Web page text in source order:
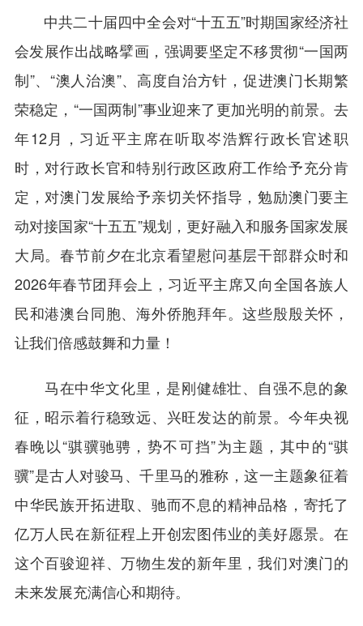
中共二十届四中全会对“十五五”时期国家经济社
会发展作出战略擘画，强调要坚定不移贯彻“一国两
制”、“澳人治澳”、高度自治方针，促进澳门长期繁
荣稳定，“一国两制”事业迎来了更加光明的前景。去
年12月，习近平主席在听取岑浩辉行政长官述职
时，对行政长官和特别行政区政府工作给予充分肯
定，对澳门发展给予亲切关怀指导，勉励澳门要主
动对接国家“十五五”规划，更好融入和服务国家发展
大局。春节前夕在北京看望慰问基层干部群众时和
2026年春节团拜会上，习近平主席又向全国各族人
民和港澳台同胞、海外侨胞拜年。这些殷殷关怀，
让我们倍感鼓舞和力量！
马在中华文化里，是刚健雄壮、自强不息的象
征，昭示着行稳致远、兴旺发达的前景。今年央视
春晚以“骐骥驰骋，势不可挡”为主题，其中的“骐
骥”是古人对骏马、千里马的雅称，这一主题象征着
中华民族开拓进取、驰而不息的精神品格，寄托了
亿万人民在新征程上开创宏图伟业的美好愿景。在
这个百骏迎祥、万物生发的新年里，我们对澳门的
未来发展充满信心和期待。